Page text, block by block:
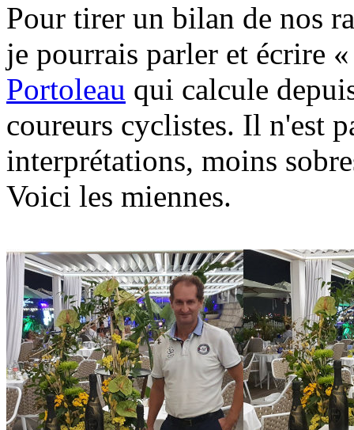
Pour tirer un bilan de nos
je pourrais parler et écrire
Portoleau qui calcule
coureurs cyclistes. Il n'est
interprétations, moins
Voici les miennes.